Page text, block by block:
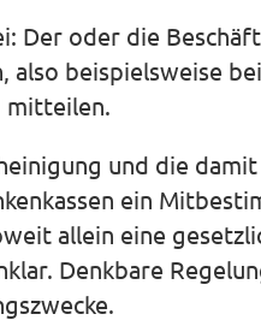
Der oder die
beispielsweise
mitteilen.
und die
ein
allein eine
Denkbare